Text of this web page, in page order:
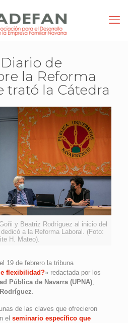
de
la Reforma
trató la Cátedra
y Beatriz Rodríguez al inicio del
a la Reforma Laboral. (Foto:
H. Mateo).
19 de febrero la tribuna
flexibilidad?» redactada por los
Pública de Navarra (UPNA),
.
de las claves que ofrecieron
el seminario específico que